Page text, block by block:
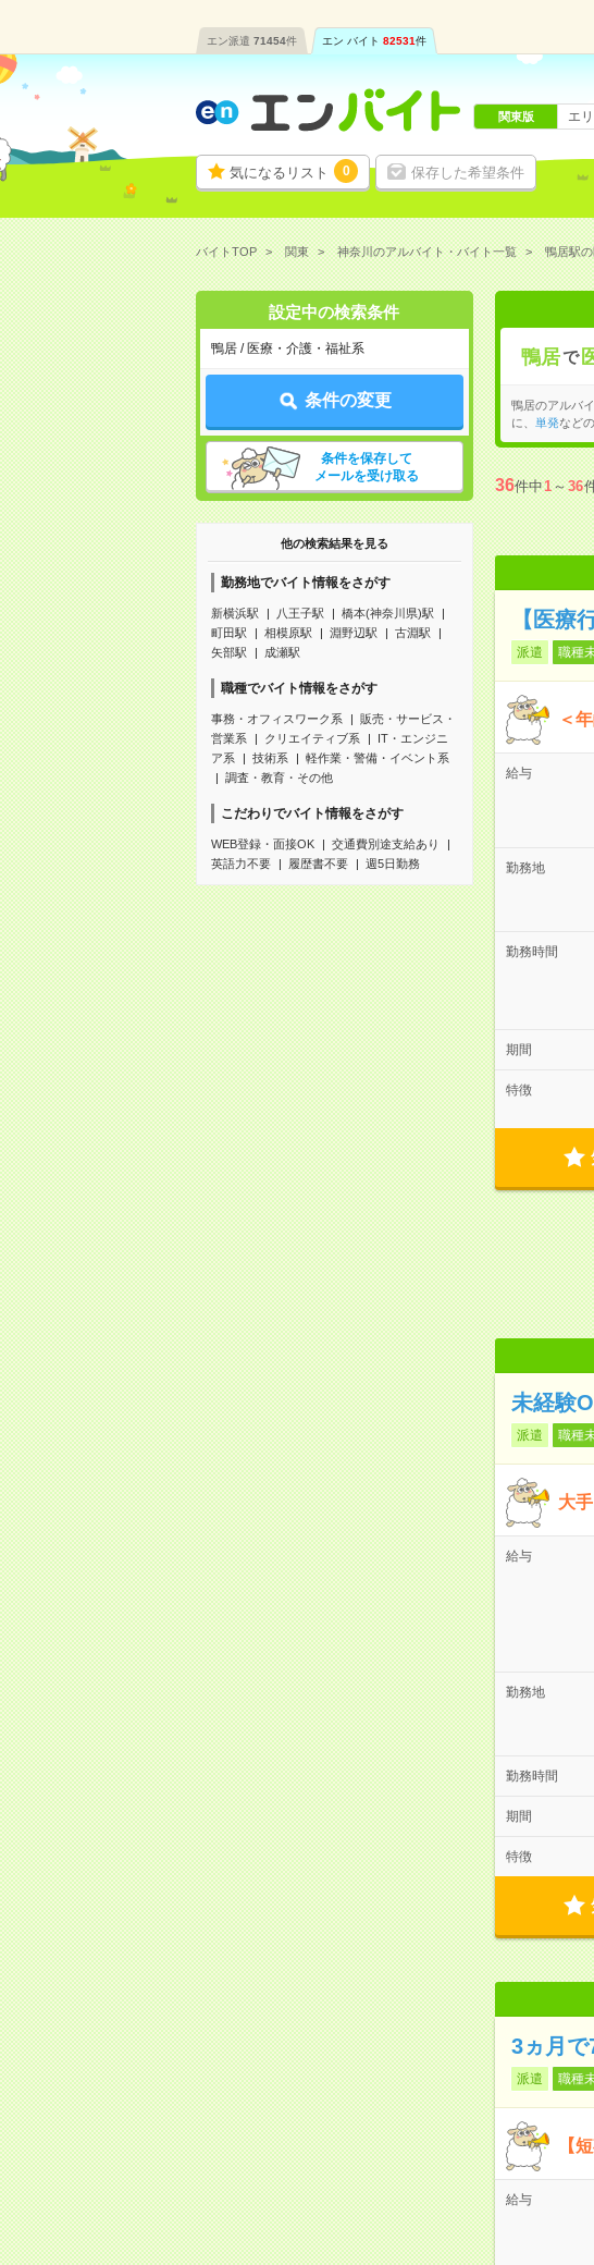
エン派遣 71454件 エン バイト 82531件
気になるリスト 0 保存した希望条件
関東版 エ
バイトTOP 関東 神奈川のアルバイト・バイト一覧 鴨居駅
設定中の検索条件
鴨居 / 医療・介護・福祉系
条件の変更
条件を保存して
メールを受け取る
他の検索結果を見る
勤務地でバイト情報をさがす
新横浜駅 八王子駅
橋本(神奈川県)駅
町田駅
相模原駅 淵野辺駅
古淵駅
矢部駅
成瀬駅
職種でバイト情報をさがす
事務・オフィスワーク系
販売・サービス・
営業系
クリエイティブ系
IT・エンジニ
ア系
技術系
軽作業・警備・イベント系
調査・教育・その他
こだわりでバイト情報をさがす
WEB登録・面接OK
交通費別途支給あり
英語力不要
履歴書不要 週5日勤務
鴨居で
鴨居のアルバ
に、
単発など
36件中1～36
【医療
派遣 職種
＜
給与
勤務地
勤務時間
期間
特徴
未経験
派遣 職種
大
給与
勤務地
勤務時間
期間
特徴
3ヵ月で
派遣 職種
【
給与